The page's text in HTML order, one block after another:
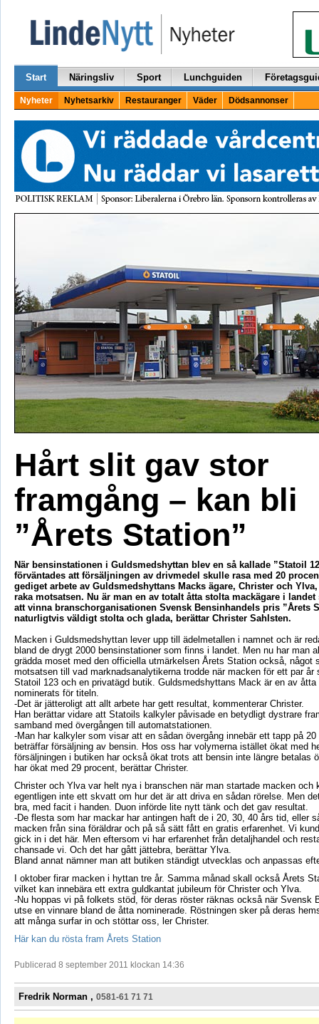
Start Näringsliv Sport Lunchguiden
Nyheter Nyhetsarkiv Restauranger Väder Dödsannonser
Hårt slit gav stor
framgång – kan bli
”Årets Station”
När bensinstationen i Guldsmedshyttan blev en så kallade ”Statoil
förväntades att försäljningen av drivmedel skulle rasa med 20
gediget arbete av Guldsmedshyttans Macks ägare, Christer och
raka motsatsen. Nu är man en av totalt åtta stolta mackägare i
att vinna branschorganisationen Svensk Bensinhandels pris ”Årets
naturligtvis väldigt stolta och glada, berättar Christer Sahlsten.
Macken i Guldsmedshyttan lever upp till ädelmetallen i namnet och är
bland de drygt 2000 bensinstationer som finns i landet. Men nu har man
grädda moset med den officiella utmärkelsen Årets Station också, något
motsatsen till vad marknadsanalytikerna trodde när macken för ett par år
Statoil 123 och en privatägd butik. Guldsmedshyttans Mack är en av åtta
nominerats för titeln.
-Det är jätteroligt att allt arbete har gett resultat, kommenterar Christer.
Han berättar vidare att Statoils kalkyler påvisade en betydligt dystrare
samband med övergången till automatstationen.
-Man har kalkyler som visar att en sådan övergång innebär ett tapp på 20
beträffar försäljning av bensin. Hos oss har volymerna istället ökat med
försäljningen i butiken har också ökat trots att bensin inte längre betalas
har ökat med 29 procent, berättar Christer.
Christer och Ylva var helt nya i branschen när man startade macken och
egentligen inte ett skvatt om hur det är att driva en sådan rörelse. Men
bra, med facit i handen. Duon införde lite nytt tänk och det gav resultat.
-De flesta som har mackar har antingen haft de i 20, 30, 40 års tid, eller
macken från sina föräldrar och på så sätt fått en gratis erfarenhet. Vi
gick in i det här. Men eftersom vi har erfarenhet från detaljhandel och
chansade vi. Och det har gått jättebra, berättar Ylva.
Bland annat nämner man att butiken ständigt utvecklas och anpassas
I oktober firar macken i hyttan tre år. Samma månad skall också Årets
vilket kan innebära ett extra guldkantat jubileum för Christer och Ylva.
-Nu hoppas vi på folkets stöd, för deras röster räknas också när Svensk
utse en vinnare bland de åtta nominerade. Röstningen sker på deras
att många surfar in och stöttar oss, ler Christer.
Här kan du rösta fram Årets Station
Publicerad 8 september 2011 klockan 14:36
Fredrik Norman , 0581-61 71 71